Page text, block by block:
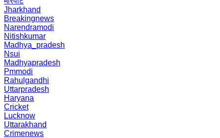
Jharkhand
Breakingnews
Narendramodi
Nitishkumar
Madhya_pradesh
Nsui
Madhyapradesh
Pmmodi
Rahulgandhi
Uttarpradesh
Haryana
Cricket
Lucknow
Uttarakhand
Crimenews